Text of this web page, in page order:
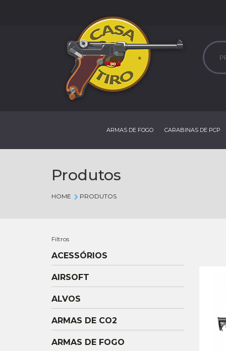
ARMAS DE FOGO CARABINAS DE PCP
Produtos
HOME PRODUTOS
Filtros
ACESSÓRIOS
AIRSOFT
ALVOS
ARMAS DE CO2
ARMAS DE FOGO